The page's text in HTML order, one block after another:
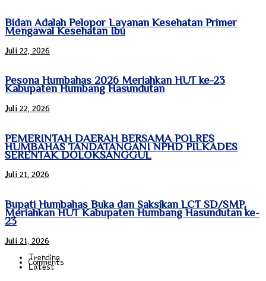
Bidan Adalah Pelopor Layanan Kesehatan Primer
Mengawal Kesehatan Ibu
Juli 22, 2026
Pesona Humbahas 2026 Meriahkan HUT ke-23
Kabupaten Humbang Hasundutan
Juli 22, 2026
PEMERINTAH DAERAH BERSAMA POLRES
HUMBAHAS TANDATANGANI NPHD PILKADES
SERENTAK DOLOKSANGGUL
Juli 21, 2026
Bupati Humbahas Buka dan Saksikan LCT SD/SMP,
Meriahkan HUT Kabupaten Humbang Hasundutan ke-
23
Juli 21, 2026
Trending
Comments
Latest